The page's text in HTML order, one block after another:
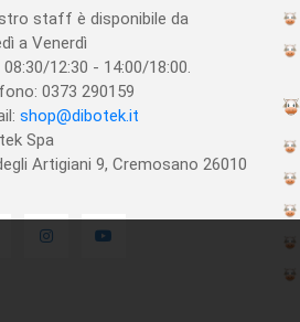
staff è disponibile da
a Venerdì
08:30/12:30 - 14:00/18:00.
0373 290159
shop@dibotek.it
Spa
Artigiani 9, Cremosano 26010